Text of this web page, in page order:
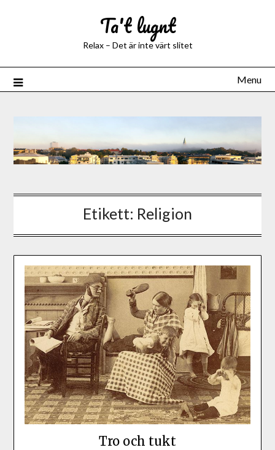
Ta't lugnt
Relax – Det är inte värt slitet
Menu
Etikett: Religion
Tro och tukt